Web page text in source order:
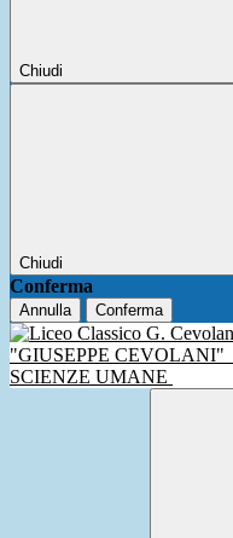
Chiudi
Chiudi
Conferma
Annulla Conferma
"GIUSEPPE CEVOLANI"
SCIENZE UMANE